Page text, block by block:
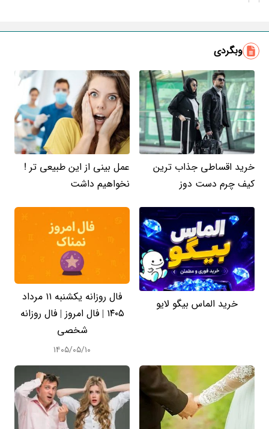
وبگردی
خرید اقساطی جذاب ترین
کیف چرم دست دوز
عمل بینی از این طبیعی تر !
نخواهیم داشت
خرید الماس بیگو لایو
فال روزانه یکشنبه ۱۱ مرداد
۱۴۰۵ | فال امروز | فال روزانه
شخصی
۱۴۰۵/۰۵/۱۰